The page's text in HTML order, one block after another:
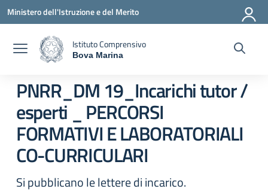
Vai ai contenuti
Vai al menu di navigazione
Vai al footer
Ministero dell'Istruzione e del Merito
Istituto Comprensivo
Bova Marina
PNRR_DM 19_Incarichi tutor /
esperti _ PERCORSI
FORMATIVI E LABORATORIALI
CO-CURRICULARI
Si pubblicano le lettere di incarico.